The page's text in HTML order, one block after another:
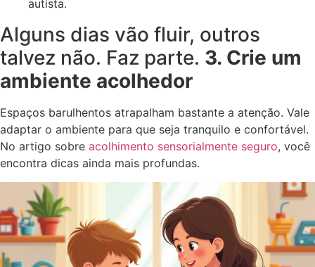
autista.
Alguns dias vão fluir, outros
talvez não. Faz parte. 3. Crie um
ambiente acolhedor
Espaços barulhentos atrapalham bastante a atenção. Vale
adaptar o ambiente para que seja tranquilo e confortável.
No artigo sobre acolhimento sensorialmente seguro, você
encontra dicas ainda mais profundas.